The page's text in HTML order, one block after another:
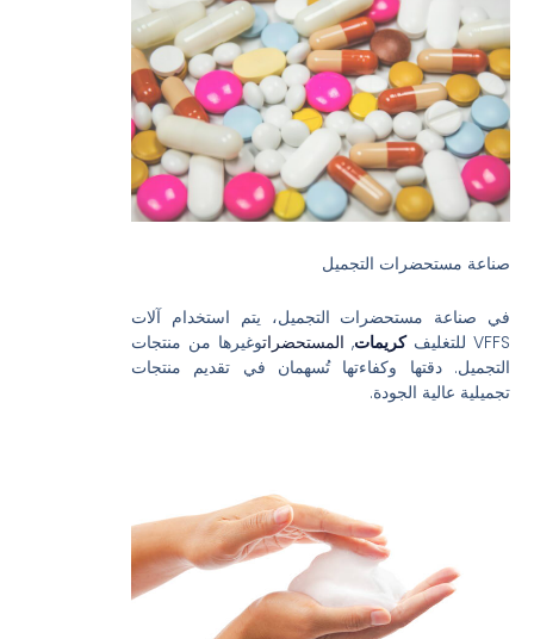
صناعة مستحضرات التجميل
في صناعة مستحضرات التجميل، يتم استخدام آلات
VFFS للتغليف
كريمات,المستحضراتوغيرها من منتجات
التجميل. دقتها وكفاءتها تُسهمان في تقديم منتجات
تجميلية عالية الجودة.